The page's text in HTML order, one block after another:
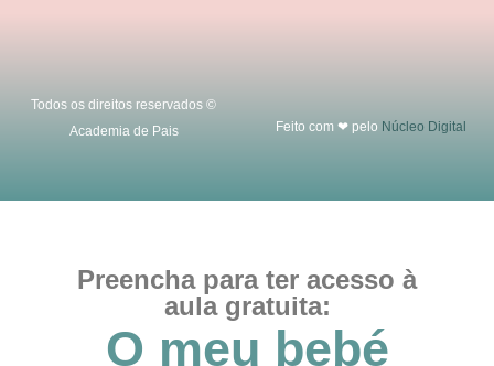
Todos os direitos reservados ©
Academia de Pais
Feito com ❤ pelo Núcleo Digital
Preencha para ter acesso à
aula gratuita:
O meu bebé